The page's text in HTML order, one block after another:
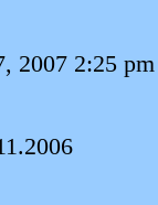
2007 2:25 pm